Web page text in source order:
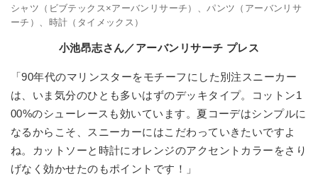
シャツ（ビブテックス×アーバンリサーチ）、パンツ（アーバンリサ
ーチ）、時計（タイメックス）
小池昂志さん／アーバンリサーチ プレス
「90年代のマリンスターをモチーフにした別注スニーカー
は、いま気分のひとも多いはずのデッキタイプ。コットン1
00%のシューレースも効いています。夏コーデはシンプルに
なるからこそ、スニーカーにはこだわっていきたいですよ
ね。カットソーと時計にオレンジのアクセントカラーをさり
げなく効かせたのもポイントです！」